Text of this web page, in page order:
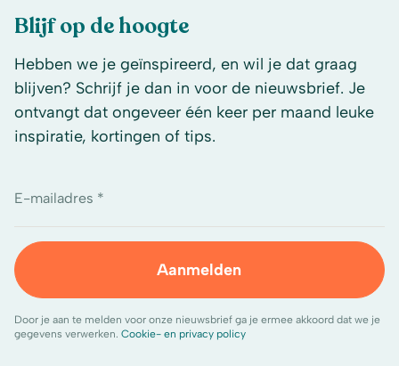
Blijf op de hoogte
Hebben we je geïnspireerd, en wil je dat graag
blijven? Schrijf je dan in voor de nieuwsbrief. Je
ontvangt dat ongeveer één keer per maand leuke
inspiratie, kortingen of tips.
E-mailadres *
Aanmelden
Door je aan te melden voor onze nieuwsbrief ga je ermee akkoord dat we je
gegevens verwerken. Cookie- en privacy policy